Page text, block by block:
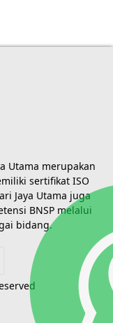
Utama merupakan
sertifikat ISO
Jaya Utama juga
BNSP melalui
bidang.